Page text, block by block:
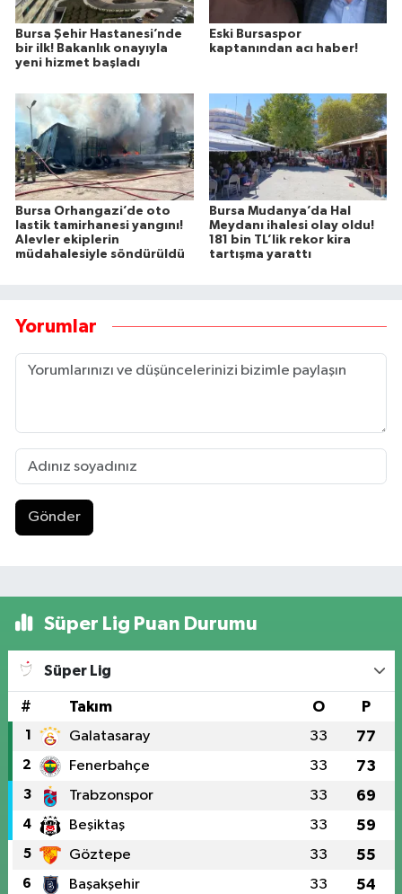
Bursa Şehir Hastanesi’nde
bir ilk! Bakanlık onayıyla
yeni hizmet başladı
Eski Bursaspor
kaptanından acı haber!
Bursa Orhangazi’de oto
lastik tamirhanesi yangını!
Alevler ekiplerin
müdahalesiyle söndürüldü
Bursa Mudanya’da Hal
Meydanı ihalesi olay oldu!
181 bin TL’lik rekor kira
tartışma yarattı
Yorumlar
Gönder
Süper Lig Puan Durumu
Süper Lig
# Takım O P
1 Galatasaray 33 77
2 Fenerbahçe 33 73
3 Trabzonspor 33 69
4 Beşiktaş 33 59
5 Göztepe 33 55
6 Başakşehir 33 54